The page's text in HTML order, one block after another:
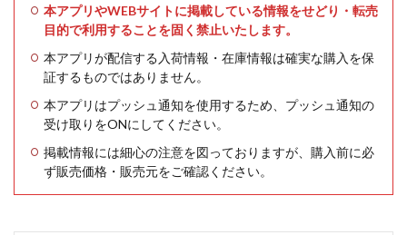
本アプリやWEBサイトに掲載している情報をせどり・転売
目的で利用することを固く禁止いたします。
本アプリが配信する入荷情報・在庫情報は確実な購入を保
証するものではありません。
本アプリはプッシュ通知を使用するため、プッシュ通知の
受け取りをONにしてください。
掲載情報には細心の注意を図っておりますが、購入前に必
ず販売価格・販売元をご確認ください。